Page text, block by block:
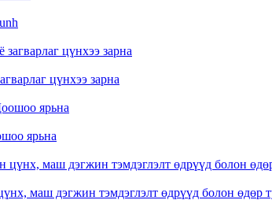
цүнхээ зарна
ярьна
маш дэгжин тэмдэглэлт өдрүүд болон өдөр